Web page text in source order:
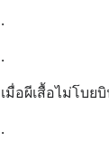
.
.
เมื่อผีเสื้อไม่โบย
.